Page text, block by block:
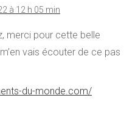
à 12 h 05 min
merci pour cette belle
vais écouter de ce pas
du-monde.com/